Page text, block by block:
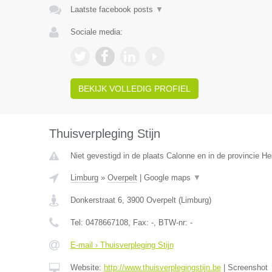
Laatste facebook posts ▼
Sociale media:
BEKIJK VOLLEDIG PROFIEL
Thuisverpleging Stijn
Niet gevestigd in de plaats Calonne en in de provincie
Limburg» Overpelt| Google maps ▼
Donkerstraat 6, 3900 Overpelt(Limburg)
Tel: 0478667108, Fax: -, BTW-nr: -
E-mail › Thuisverpleging Stijn
Website: http://www.thuisverplegingstijn.be| Screenshot